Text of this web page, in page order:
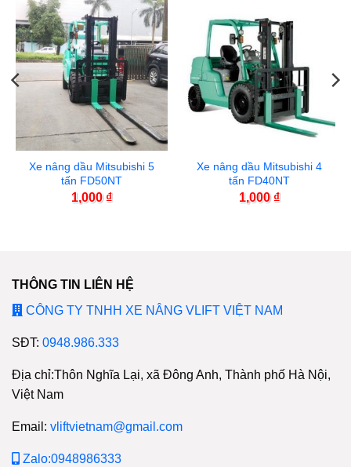
Xe nâng dầu Mitsubishi 5
tấn FD50NT
1,000 ₫
Xe nâng dầu Mitsubishi 4
tấn FD40NT
1,000 ₫
THÔNG TIN LIÊN HỆ
CÔNG TY TNHH XE NÂNG VLIFT VIỆT NAM
SĐT: 0948.986.333
Địa chỉ:Thôn Nghĩa Lại, xã Đông Anh, Thành phố Hà Nội,
Việt Nam
Email: vliftvietnam@gmail.com
Zalo:0948986333